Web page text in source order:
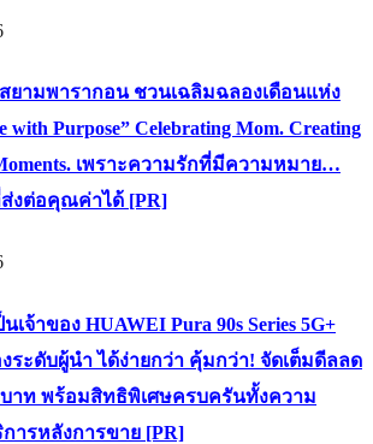
ยามพารากอน ชวนเฉลิมฉลองเดือนแห่ง
with Purpose” Celebrating Mom. Creating
เพราะความรักที่มีความหมาย…
งต่อคุณค่าได้ [PR]
เจ้าของ HUAWEI Pura 90s Series 5G+
ระดับผู้นำ ได้ง่ายกว่า คุ้มกว่า! จัดเต็มดีลลด
บาท พร้อมสิทธิพิเศษครบครันทั้งความ
ารหลังการขาย [PR]